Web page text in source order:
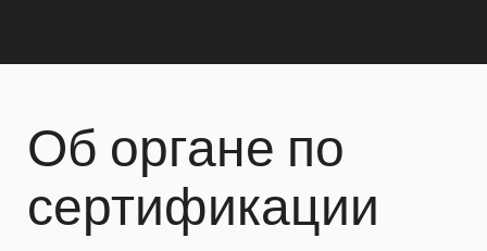
Об органе по
сертификации